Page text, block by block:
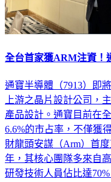
通寶半導體（7913）即
上游之晶片設計公司，
產品設計。通寶目前在
6.6%的市占率，不僅獲
財龍頭安謀（Arm）首
年，其核心團隊多來自